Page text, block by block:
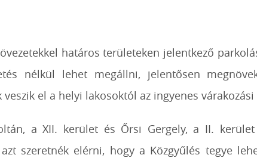
határos területeken jelentkező
nélkül lehet megállni, jelentősen
el a helyi lakosoktól az ingyenes
a XII. kerület és Őrsi Gergely, a II.
szeretnék elérni, hogy a Közgyűlés tegye